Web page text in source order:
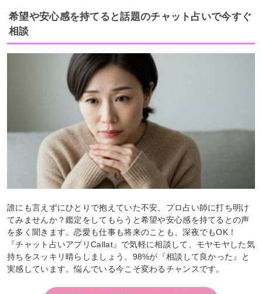
希望や安心感を持てると話題のチャット占いで今すぐ
相談
誰にも言えずにひとりで抱えていた不安、プロ占い師に打ち明け
てみませんか？鑑定をしてもらうと希望や安心感を持てるとの声
を多く聞きます。恋愛も仕事も将来のことも、深夜でもOK！
『チャット占いアプリCallat』で気軽に相談して、モヤモヤした気
持ちをスッキリ晴らしましょう。98%が『相談して良かった』と
実感しています。悩んでいる今こそ変わるチャンスです。